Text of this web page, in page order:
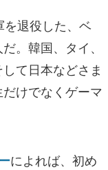
退役した、ベ
。韓国、タイ、
て日本などさま
けでなくゲーマ
によれば、初め